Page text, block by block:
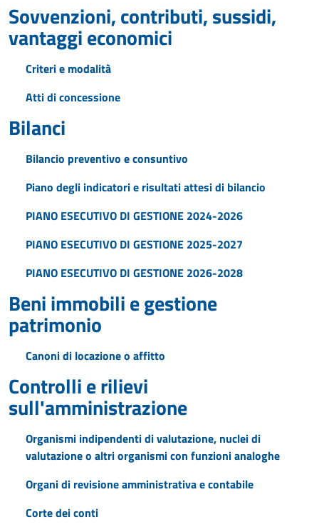
Sovvenzioni, contributi, sussidi,
vantaggi economici
Criteri e modalità
Atti di concessione
Bilanci
Bilancio preventivo e consuntivo
Piano degli indicatori e risultati attesi di bilancio
PIANO ESECUTIVO DI GESTIONE 2024-2026
PIANO ESECUTIVO DI GESTIONE 2025-2027
PIANO ESECUTIVO DI GESTIONE 2026-2028
Beni immobili e gestione
patrimonio
Canoni di locazione o affitto
Controlli e rilievi
sull'amministrazione
Organismi indipendenti di valutazione, nuclei di
valutazione o altri organismi con funzioni analoghe
Organi di revisione amministrativa e contabile
Corte dei conti